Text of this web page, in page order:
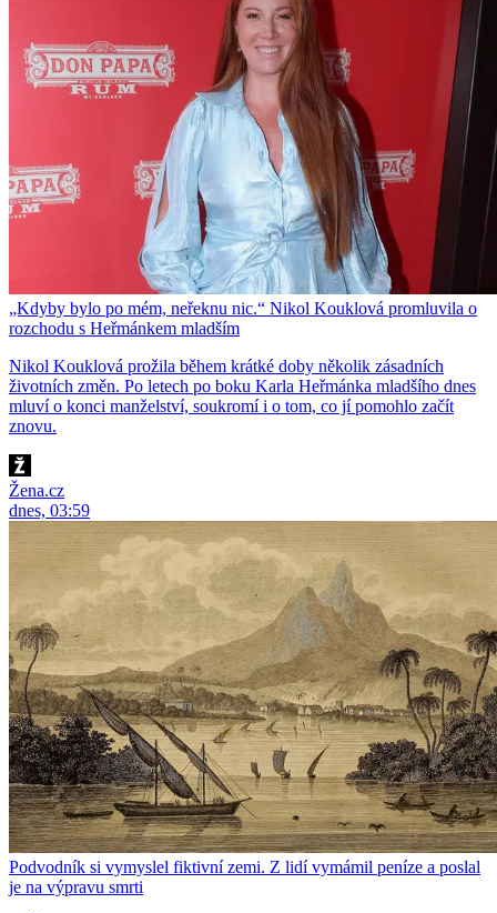
„Kdyby bylo po mém, neřeknu nic.“ Nikol Kouklová promluvila o
rozchodu s Heřmánkem mladším
Nikol Kouklová prožila během krátké doby několik zásadních
životních změn. Po letech po boku Karla Heřmánka mladšího dnes
mluví o konci manželství, soukromí i o tom, co jí pomohlo začít
znovu.
Žena.cz
dnes, 03:59
Podvodník si vymyslel fiktivní zemi. Z lidí vymámil peníze a poslal
je na výpravu smrti